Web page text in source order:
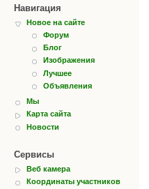
Навигация
Новое на сайте
Форум
Блог
Изображения
Лучшее
Объявления
Мы
Карта сайта
Новости
Сервисы
Веб камера
Координаты участников